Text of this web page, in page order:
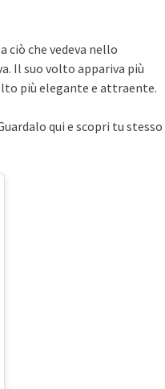
ciò che vedeva nello
Il suo volto appariva più
più elegante e attraente.
qui e scopri tu stesso